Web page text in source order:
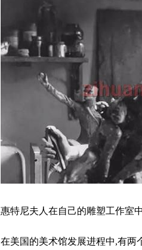
惠特尼夫人在自己的雕塑工作室中
在美国的美术馆发展进程中,有两